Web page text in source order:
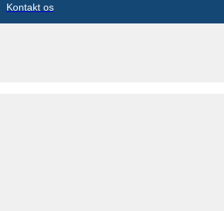
Kontakt os